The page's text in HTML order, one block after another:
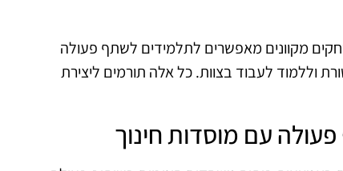
מקוונים מאפשרים לתלמידים לשתף פעולה
וללמוד לעבוד בצוות. כל אלה תורמים ליצירת
עם מוסדות חינוך